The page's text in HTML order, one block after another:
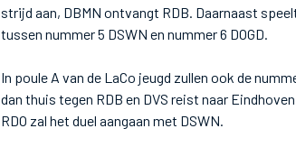
strijd aan, DBMN ontvangt RDB. Daarnaast
tussen nummer 5 DSWN en nummer 6 DOGD.
In poule A van de LaCo jeugd zullen ook de
dan thuis tegen RDB en DVS reist naar
RDO zal het duel aangaan met DSWN.